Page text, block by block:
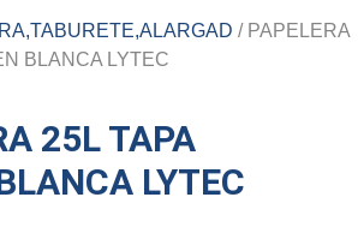
/ PAPELERA
BLANCA LYTEC
25L TAPA
LYTEC